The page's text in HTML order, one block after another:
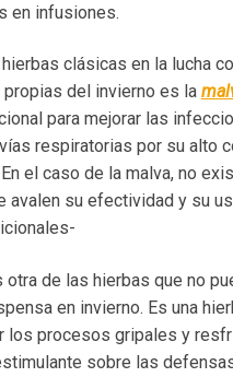
en infusiones.
clásicas en la lucha
del invierno es la
para mejorar las
respiratorias por su alto
el caso de la malva, no
avalen su efectividad y su
de las hierbas que no
en invierno. Es una
los procesos gripales y
sobre las